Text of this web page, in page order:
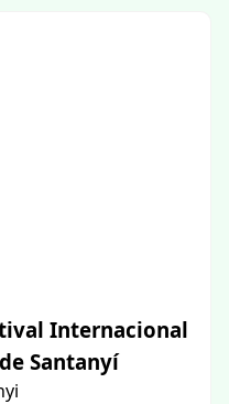
Internacional
Santanyí